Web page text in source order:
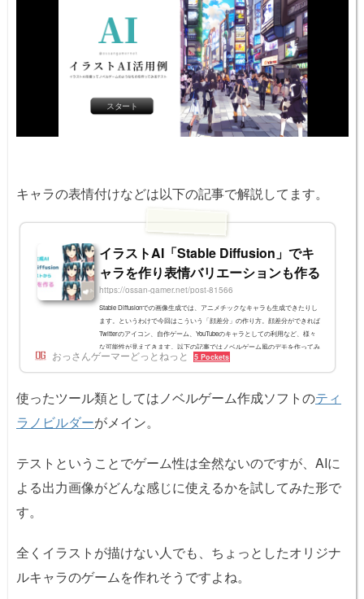
キャラの表情付けなどは以下の記事で解説してます。
イラストAI「Stable Diffusion」でキ
ャラを作り表情バリエーションも作る
https://ossan-gamer.net/post-81566
Stable Diffusionでの画像生成では、アニメチックなキャラも生成できたりし
ます。というわけで今回はこういう「顔差分」の作り方。顔差分ができれば
Twitterのアイコン、自作ゲーム、YouTubeのキャラとしての利用など、様々
な可能性が見えてきます。以下の記事ではノベルゲーム風のデモを作ってみ
ました。Stable Diffusionで当たりの正面顔を引くStable Diffusion側で正面顔
のイラストを出しましょう。どういうプロンプトが良いかは私も研究中で
ustr...
おっさんゲーマーどっとねっと 5 Pockets
使ったツール類としてはノベルゲーム作成ソフトのティ
ラノビルダーがメイン。
テストということでゲーム性は全然ないのですが、AIに
よる出力画像がどんな感じに使えるかを試してみた形で
す。
全くイラストが描けない人でも、ちょっとしたオリジナ
ルキャラのゲームを作れそうですよね。